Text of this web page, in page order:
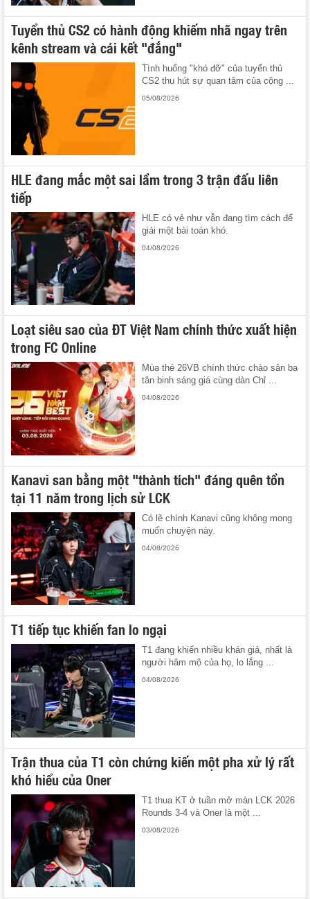
Tuyển thủ CS2 có hành động khiếm nhã ngay trên
kênh stream và cái kết "đắng"
Tình huống "khó đỡ" của tuyển thủ
CS2 thu hút sự quan tâm của cộng ...
05/08/2026
HLE đang mắc một sai lầm trong 3 trận đấu liên
tiếp
HLE có vẻ như vẫn đang tìm cách để
giải một bài toán khó.
04/08/2026
Loạt siêu sao của ĐT Việt Nam chính thức xuất hiện
trong FC Online
Mùa thẻ 26VB chính thức chào sân ba
tân binh sáng giá cùng dàn Chỉ ...
04/08/2026
Kanavi san bằng một "thành tích" đáng quên tồn
tại 11 năm trong lịch sử LCK
Có lẽ chính Kanavi cũng không mong
muốn chuyện này.
04/08/2026
T1 tiếp tục khiến fan lo ngại
T1 đang khiến nhiều khán giả, nhất là
người hâm mộ của họ, lo lắng ...
04/08/2026
Trận thua của T1 còn chứng kiến một pha xử lý rất
khó hiểu của Oner
T1 thua KT ở tuần mở màn LCK 2026
Rounds 3-4 và Oner là một ...
03/08/2026